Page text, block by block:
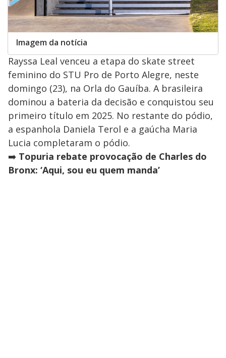
Imagem da notícia
Rayssa Leal venceu a etapa do skate street
feminino do STU Pro de Porto Alegre, neste
domingo (23), na Orla do Gauíba. A brasileira
dominou a bateria da decisão e conquistou seu
primeiro título em 2025. No restante do pódio,
a espanhola Daniela Terol e a gaúcha Maria
Lucia completaram o pódio.
➡️ Topuria rebate provocação de Charles do
Bronx: ‘Aqui, sou eu quem manda’